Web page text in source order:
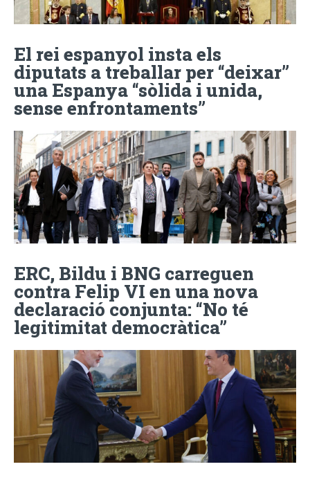
El rei espanyol insta els
diputats a treballar per “deixar”
una Espanya “sòlida i unida,
sense enfrontaments”
ERC, Bildu i BNG carreguen
contra Felip VI en una nova
declaració conjunta: “No té
legitimitat democràtica”